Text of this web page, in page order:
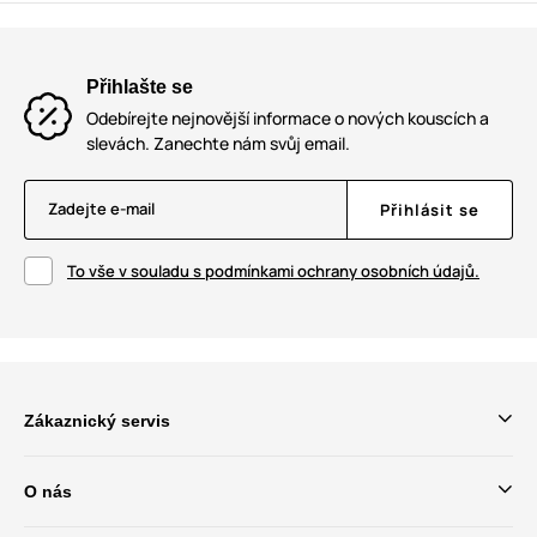
Přihlašte se
Odebírejte nejnovější informace o nových kouscích a
slevách. Zanechte nám svůj email.
Zadejte e-mail Přihlásit se
To vše v souladu s podmínkami ochrany osobních údajů.
Zákaznický servis
O nás